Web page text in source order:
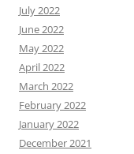
July 2022
June 2022
May 2022
April 2022
March 2022
February 2022
January 2022
December 2021